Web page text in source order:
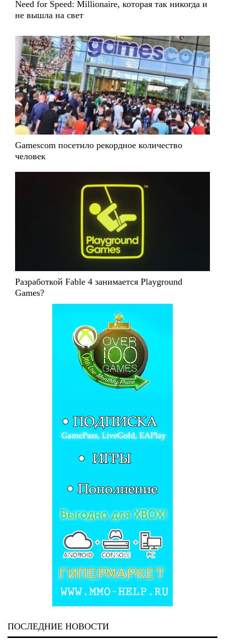
Need for Speed: Millionaire, которая так никогда и
не вышла на свет
Gamescom посетило рекордное количество
человек
Разработкой Fable 4 занимается Playground
Games?
ПОСЛЕДНИЕ НОВОСТИ